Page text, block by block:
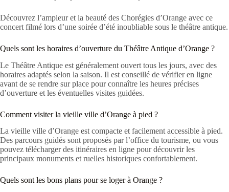
Découvrez l’ampleur et la beauté des Chorégies d’Orange avec ce
concert filmé lors d’une soirée d’été inoubliable sous le théâtre antique.
Quels sont les horaires d’ouverture du Théâtre Antique d’Orange ?
Le Théâtre Antique est généralement ouvert tous les jours, avec des
horaires adaptés selon la saison. Il est conseillé de vérifier en ligne
avant de se rendre sur place pour connaître les heures précises
d’ouverture et les éventuelles visites guidées.
Comment visiter la vieille ville d’Orange à pied ?
La vieille ville d’Orange est compacte et facilement accessible à pied.
Des parcours guidés sont proposés par l’office du tourisme, ou vous
pouvez télécharger des itinéraires en ligne pour découvrir les
principaux monuments et ruelles historiques confortablement.
Quels sont les bons plans pour se loger à Orange ?